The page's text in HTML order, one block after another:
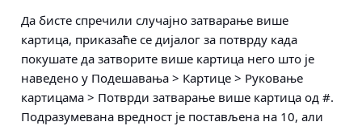
Да бисте спречили случајно затварање више
картица, приказаће се дијалог за потврду када
покушате да затворите више картица него што је
наведено у Подешавања > Картице > Руковање
картицама > Потврди затварање више картица од #.
Подразумевана вредност је постављена на 10, али